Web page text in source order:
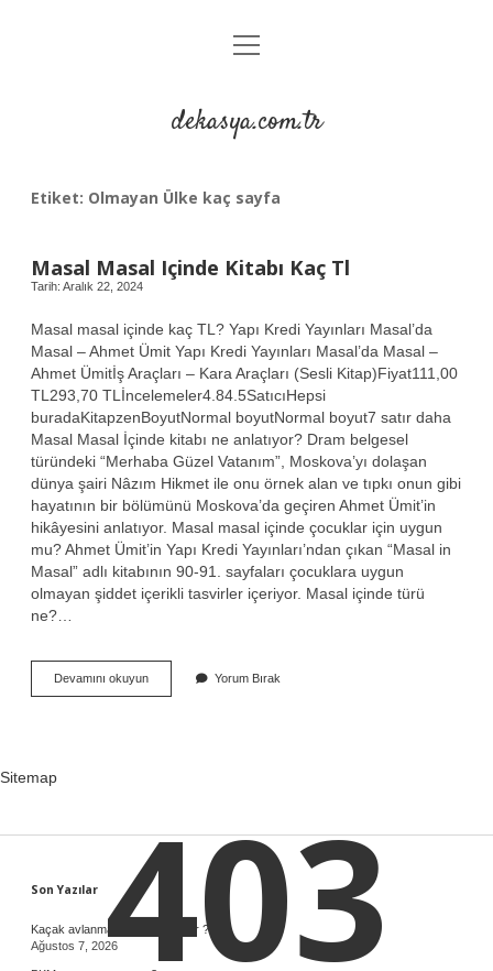
Anasayfa
Yasal Uyarı
menüyü
aç
dekasya.com.tr
Etiket: Olmayan Ülke kaç sayfa
Masal Masal Içinde Kitabı Kaç Tl
Tarih: Aralık 22, 2024
Masal masal içinde kaç TL? Yapı Kredi Yayınları Masal’da
Masal – Ahmet Ümit Yapı Kredi Yayınları Masal’da Masal –
Ahmet Ümitİş Araçları – Kara Araçları (Sesli Kitap)Fiyat111,00
TL293,70 TLİncelemeler4.84.5SatıcıHepsi
buradaKitapzenBoyutNormal boyutNormal boyut7 satır daha
Masal Masal İçinde kitabı ne anlatıyor? Dram belgesel
türündeki “Merhaba Güzel Vatanım”, Moskova’yı dolaşan
dünya şairi Nâzım Hikmet ile onu örnek alan ve tıpkı onun gibi
hayatının bir bölümünü Moskova’da geçiren Ahmet Ümit’in
hikâyesini anlatıyor. Masal masal içinde çocuklar için uygun
mu? Ahmet Ümit’in Yapı Kredi Yayınları’ndan çıkan “Masal in
Masal” adlı kitabının 90-91. sayfaları çocuklara uygun
olmayan şiddet içerikli tasvirler içeriyor. Masal içinde türü
ne?…
Devamını okuyunMasal
Masal
Yorum Bırak
Sitemap
Sidebar
Son Yazılar
Kaçak avlanma ihbar hattı nedir ?
Ağustos 7, 2026403